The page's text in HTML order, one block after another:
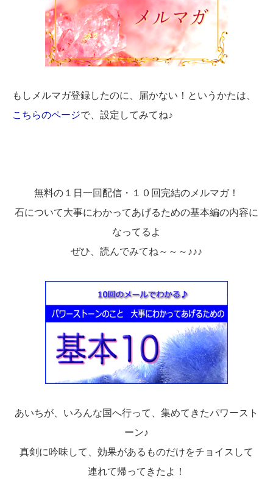
もしメルマガ登録したのに、届かない！というかたは、
こちらのページで、設定してみてね♪
無料の１日一回配信・１０回完結のメルマガ！
石について大事にわかってあげるための基本編の内容に
なってるよ
ぜひ、読んでみてね～～～♪♪♪
あいちが、いろんな国へ行って、集めてきたパワースト
ーン♪
真剣に吟味して、効果があるものだけをチョイスして
連れて帰ってきたよ！